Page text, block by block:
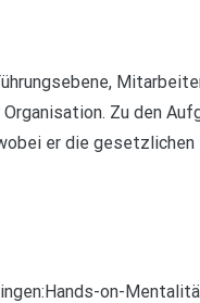
Zu den
er die
on-